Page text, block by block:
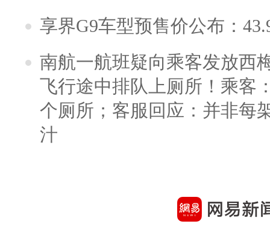
享界G9车型预售价公布：
南航一航班疑向乘客发放西
飞行途中排队上厕所！乘客
个厕所；客服回应：并非每
汁